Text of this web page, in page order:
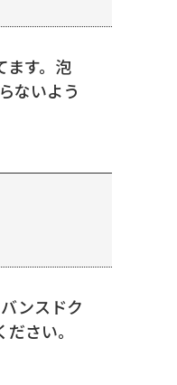
ます。泡
ないよう
ンスドク
さい。